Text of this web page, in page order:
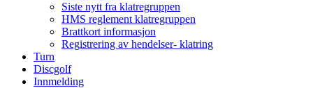
Siste nytt fra klatregruppen
HMS reglement klatregruppen
Brattkort informasjon
Registrering av hendelser- klatring
Turn
Discgolf
Innmelding